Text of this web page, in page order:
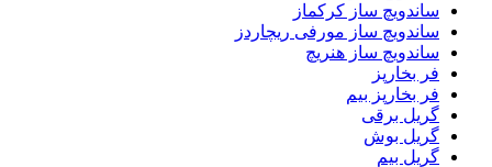
ساندویچ ساز کرکماز
ساندویچ ساز مورفی ریچاردز
ساندویچ ساز هنریچ
فر بخارپز
فر بخارپز بیم
گریل برقی
گریل بوش
گریل بیم